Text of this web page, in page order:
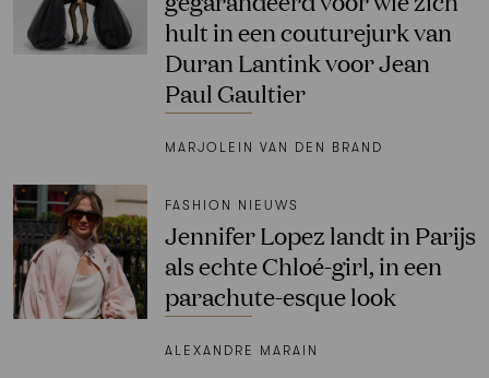
hult in een couturejurk van
Duran Lantink voor Jean
Paul Gaultier
MARJOLEIN VAN DEN BRAND
FASHION NIEUWS
Jennifer Lopez landt in Parijs
als echte Chloé-girl, in een
parachute-esque look
ALEXANDRE MARAIN